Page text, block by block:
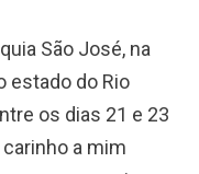
São José, na
estado do Rio
os dias 21 e 23
a mim